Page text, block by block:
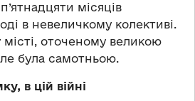
місяців
в невеличкому колективі.
оточеному великою
була самотньою.
в цій війні